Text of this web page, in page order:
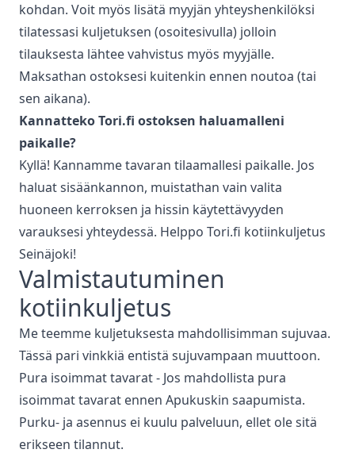
kohdan. Voit myös lisätä myyjän yhteyshenkilöksi
tilatessasi kuljetuksen (osoitesivulla) jolloin
tilauksesta lähtee vahvistus myös myyjälle.
Maksathan ostoksesi kuitenkin ennen noutoa (tai
sen aikana).
Kannatteko Tori.fi ostoksen haluamalleni
paikalle?
Kyllä! Kannamme tavaran tilaamallesi paikalle. Jos
haluat sisäänkannon, muistathan vain valita
huoneen kerroksen ja hissin käytettävyyden
varauksesi yhteydessä. Helppo Tori.fi kotiinkuljetus
Seinäjoki!
Valmistautuminen
kotiinkuljetus
Me teemme kuljetuksesta mahdollisimman sujuvaa.
Tässä pari vinkkiä entistä sujuvampaan muuttoon.
Pura isoimmat tavarat - Jos mahdollista pura
isoimmat tavarat ennen Apukuskin saapumista.
Purku- ja asennus ei kuulu palveluun, ellet ole sitä
erikseen tilannut.